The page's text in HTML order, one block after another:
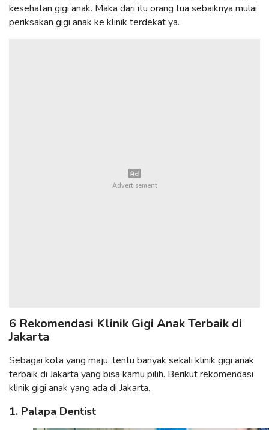
kesehatan gigi anak. Maka dari itu orang tua sebaiknya mulai
periksakan gigi anak ke klinik terdekat ya.
6 Rekomendasi Klinik Gigi Anak Terbaik di
Jakarta
Sebagai kota yang maju, tentu banyak sekali klinik gigi anak
terbaik di Jakarta yang bisa kamu pilih. Berikut rekomendasi
klinik gigi anak yang ada di Jakarta.
1. Palapa Dentist